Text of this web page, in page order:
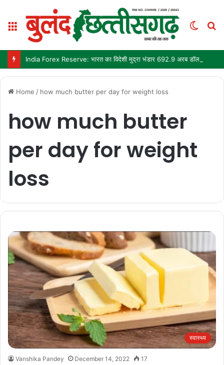
Menu
Switch
Home / how much butter per day for weight loss
how much butter
per day for weight
loss
स्वास्थ्य
Vanshika Pandey December 14, 2022 17